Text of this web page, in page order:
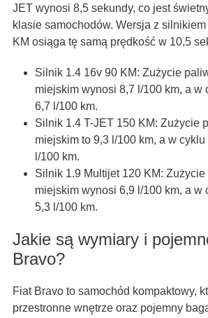
JET wynosi 8,5 sekundy, co jest
klasie samochodów. Wersja z
KM osiąga tę samą prędkość w 10,5
Silnik 1.4 16v 90 KM: Zużycie
miejskim wynosi 8,7 l/100 km, a w
6,7 l/100 km.
Silnik 1.4 T-JET 150 KM: Zużycie
miejskim to 9,3 l/100 km, a w
l/100 km.
Silnik 1.9 Multijet 120 KM:
miejskim wynosi 6,9 l/100 km, a w
5,3 l/100 km.
Jakie są wymiary i
Bravo?
Fiat Bravo to samochód kompaktowy,
przestronne wnętrze oraz pojemny